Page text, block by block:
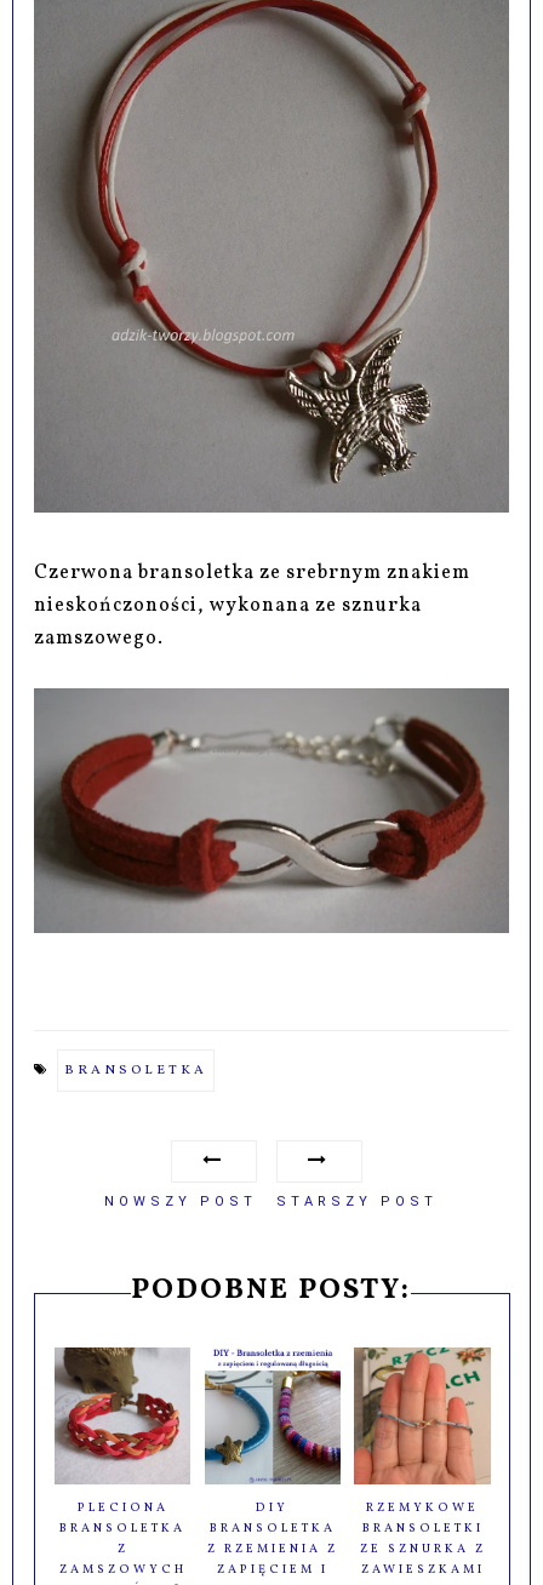
Czerwona bransoletka ze srebrnym znakiem
nieskończoności, wykonana ze sznurka
zamszowego.
BRANSOLETKA
NOWSZY POST STARSZY POST
PODOBNE POSTY:
PLECIONA
BRANSOLETKA
Z
ZAMSZOWYCH
DIY
BRANSOLETKA
Z RZEMIENIA Z
ZAPIĘCIEM I
RZEMYKOWE
BRANSOLETKI
ZE SZNURKA Z
ZAWIESZKAMI